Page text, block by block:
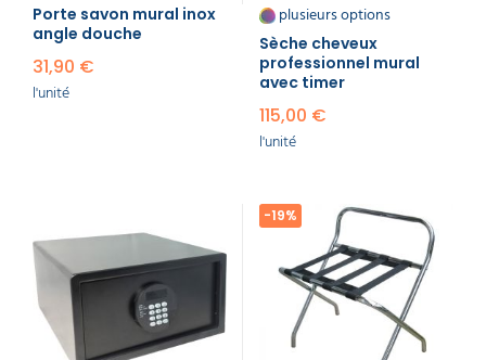
Porte savon mural inox
angle douche
31,90 €
l'unité
plusieurs options
Sèche cheveux
professionnel mural
avec timer
115,00 €
l'unité
-19%